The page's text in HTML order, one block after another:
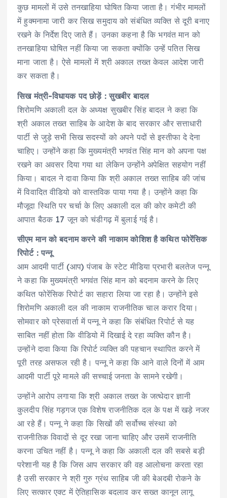
कुछ मामलों में उसे तनखाहिया घोषित किया जाता है। गंभीर मामलों
में हुक्मनामा जारी कर सिख समुदाय को संबंधित व्यक्ति से दूरी बनाए
रखने के निर्देश दिए जाते हैं। उनका कहना है कि भगवंत मान को
तनखाहिया घोषित नहीं किया जा सकता क्योंकि उन्हें पतित सिख
माना जाता है। ऐसे मामलों में श्री अकाल तख्त केवल आदेश जारी
कर सकता है।
सिख मंत्री-विधायक पद छोड़ें : सुखबीर बादल
शिरोमणि अकाली दल के अध्यक्ष सुखबीर सिंह बादल ने कहा कि
श्री अकाल तख्त साहिब के आदेश के बाद सरकार और सत्ताधारी
पार्टी से जुड़े सभी सिख सदस्यों को अपने पदों से इस्तीफा दे देना
चाहिए। उन्होंने कहा कि मुख्यमंत्री भगवंत सिंह मान को अपना पक्ष
रखने का अवसर दिया गया था लेकिन उन्होंने अपेक्षित सहयोग नहीं
किया। बादल ने दावा किया कि श्री अकाल तख्त साहिब की जांच
में विवादित वीडियो को वास्तविक पाया गया है। उन्होंने कहा कि
मौजूदा स्थिति पर चर्चा के लिए अकाली दल की कोर कमेटी की
आपात बैठक 17 जून को चंडीगढ़ में बुलाई गई है।
सीएम मान को बदनाम करने की नाकाम कोशिश है कथित फोरेंसिक
रिपोर्ट : पन्नू
आम आदमी पार्टी (आप) पंजाब के स्टेट मीडिया प्रभारी बलतेज पन्नू
ने कहा कि मुख्यमंत्री भगवंत सिंह मान को बदनाम करने के लिए
कथित फोरेंसिक रिपोर्ट का सहारा लिया जा रहा है। उन्होंने इसे
शिरोमणि अकाली दल की नाकाम राजनीतिक चाल करार दिया।
सोमवार को प्रेसवार्ता में पन्नू ने कहा कि संबंधित रिपोर्ट से यह
साबित नहीं होता कि वीडियो में दिखाई दे रहा व्यक्ति कौन है।
उन्होंने दावा किया कि रिपोर्ट व्यक्ति की पहचान स्थापित करने में
पूरी तरह असफल रही है। पन्नू ने कहा कि आने वाले दिनों में आम
आदमी पार्टी पूरे मामले की सच्चाई जनता के सामने रखेगी।
उन्होंने आरोप लगाया कि श्री अकाल तख्त के जत्थेदार ज्ञानी
कुलदीप सिंह गड़गज एक विशेष राजनीतिक दल के पक्ष में खड़े नजर
आ रहे हैं। पन्नू ने कहा कि सिखों की सर्वोच्च संस्था को
राजनीतिक विवादों से दूर रखा जाना चाहिए और उसमें राजनीति
करना उचित नहीं है। पन्नू ने कहा कि अकाली दल की सबसे बड़ी
परेशानी यह है कि जिस आप सरकार की वह आलोचना करता रहा
है उसी सरकार ने श्री गुरु ग्रंथ साहिब जी की बेअदबी रोकने के
लिए सत्कार एक्ट में ऐतिहासिक बदलाव कर सख्त कानून लागू